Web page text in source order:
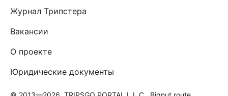
Журнал Трипстера
Вакансии
О проекте
Юридические документы